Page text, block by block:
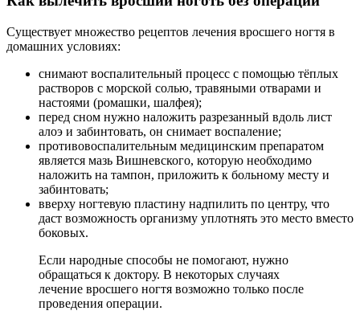
Существует множество рецептов лечения вросшего ногтя в
домашних условиях:
снимают воспалительный процесс с помощью тёплых
растворов с морской солью, травяными отварами и
настоями (ромашки, шалфея);
перед сном нужно наложить разрезанный вдоль лист
алоэ и забинтовать, он снимает воспаление;
противовоспалительным медицинским препаратом
является мазь Вишневского, которую необходимо
наложить на тампон, приложить к больному месту и
забинтовать;
вверху ногтевую пластину надпилить по центру, что
даст возможность организму уплотнять это место вместо
боковых.
Если народные способы не помогают, нужно
обращаться к доктору. В некоторых случаях
лечение вросшего ногтя возможно только после
проведения операции.